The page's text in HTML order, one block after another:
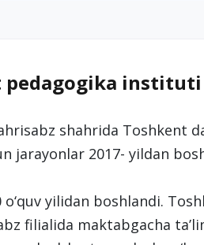
pedagogika
shahrida Toshkent
jarayonlar 2017- yildan
o‘quv yilidan boshlandi.
filialida maktabgacha